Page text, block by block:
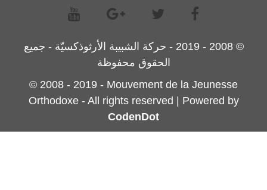
© 2008 - 2019 - حركة الشبيبة الأرثوذكسيّة - جميع
الحقوق محفوظة
© 2008 - 2019 - Mouvement de la Jeunesse
Orthodoxe - All rights reserved | Powered by
CodenDot